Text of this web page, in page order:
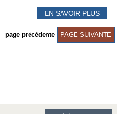
EN SAVOIR PLUS
page précédente PAGE SUIVANTE